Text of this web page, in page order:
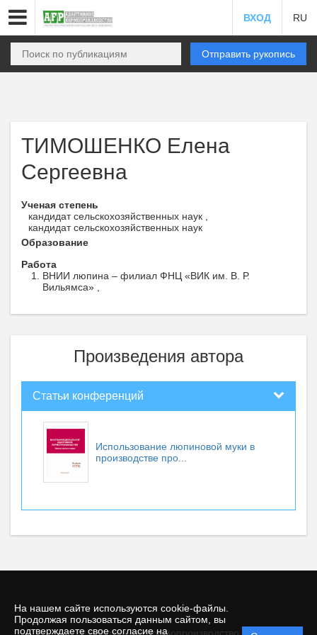
На нашем сайте используются cookie-файлы.
Продолжая пользоваться данным сайтом, вы
подтверждаете свое согласие на
ВХОД RU
Отправить рукопись
ТИМОШЕНКО Елена
Сергеевна
Ученая степень
кандидат сельскохозяйственных наук ,
кандидат сельскохозяйственных наук
Образование
Работа
ВНИИ люпина – филиал ФНЦ «ВИК им. В. Р.
Вильямса» ,
Произведения автора
Статьи конференций
Использование люпиновой муки в
производстве про...